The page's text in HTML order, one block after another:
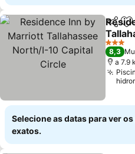
Ver
3 Estrelas
8,3
a 7.9
Selecione as datas para ver
exatos.